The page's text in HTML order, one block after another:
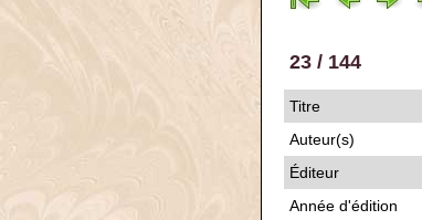
23 / 144
Titre
Auteur(s)
Éditeur
Année d'édition